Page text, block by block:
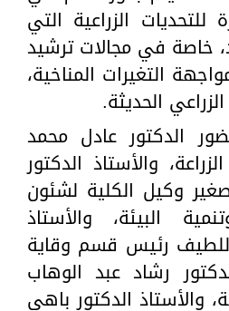
الزراعية التي
خاصة في مجالات ترشيد
التغيرات المناخية،
الحديثة.
الدكتور عادل محمد
والأستاذ الدكتور
وكيل الكلية لشئون
البيئة، والأستاذ
رئيس قسم وقاية
رشاد عبد الوهاب
والأستاذ الدكتور باهي